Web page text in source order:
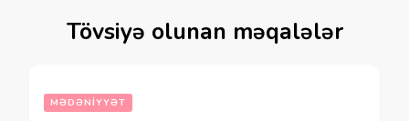
Tövsiyə olunan məqalələr
MƏDƏNIYYƏT